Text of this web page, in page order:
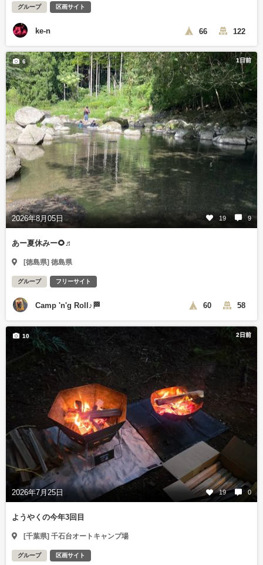
グループ 区画サイト
ke-n 66 122
1日前
2026年8月05日 19 9
6
あー夏休みー🌻♬
[徳島県] 徳島県
グループ フリーサイト
Camp 'n'g Roll♪🏁 60 58
2日前
2026年7月25日 19 0
10
ようやくの今年3回目
[千葉県] 千石台オートキャンプ場
グループ 区画サイト